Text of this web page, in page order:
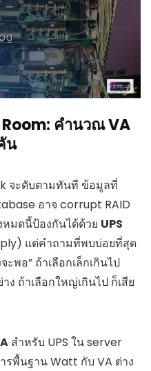
Room: คำนวณ VA
น
จะดับตามทันที ข้อมูลที่
อาจ corrupt RAID
มดนี้ป้องกันได้ด้วย UPS
แต่คำถามที่พบบ่อยที่สุด
ะพอ” ถ้าเลือกเล็กเกินไป
ง ถ้าเลือกใหญ่เกินไป ก็เสีย
สำหรับ UPS ใน server
รพื้นฐาน Watt กับ VA ต่าง